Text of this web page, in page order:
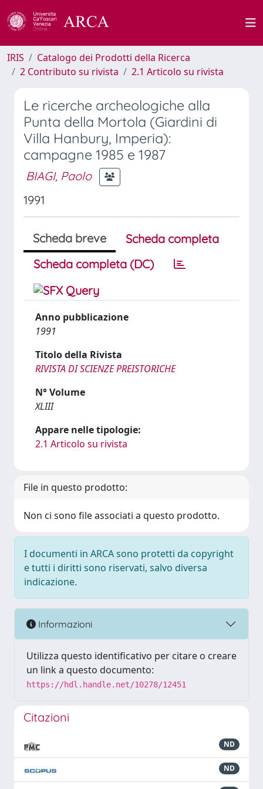
IRIS
Catalogo dei Prodotti della Ricerca
2 Contributo su rivista
2.1 Articolo su rivista
Le ricerche archeologiche alla
Punta della Mortola (Giardini di
Villa Hanbury, Imperia):
campagne 1985 e 1987
BIAGI, Paolo
1991
Scheda breve
Scheda completa
Scheda completa (DC)
Anno pubblicazione
1991
Titolo della Rivista
RIVISTA DI SCIENZE PREISTORICHE
N° Volume
XLIII
Appare nelle tipologie:
2.1 Articolo su rivista
File in questo prodotto:
Non ci sono file associati a questo prodotto.
I documenti in ARCA sono protetti da copyright
e tutti i diritti sono riservati, salvo diversa
indicazione.
Informazioni
Utilizza questo identificativo per citare o creare
un link a questo documento:
https://hdl.handle.net/10278/12451
Citazioni
ND
ND